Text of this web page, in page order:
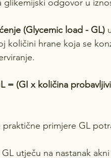
glikemijski odgovor u
(Glycemic load - GL)
količini hrane koja se
= (GI x količina
primjere GL
utječu na nastanak